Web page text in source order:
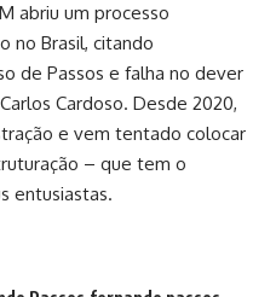
abriu um processo
no Brasil, citando
de Passos e falha no dever
Cardoso. Desde 2020,
e vem tentado colocar
– que tem o
entusiastas.